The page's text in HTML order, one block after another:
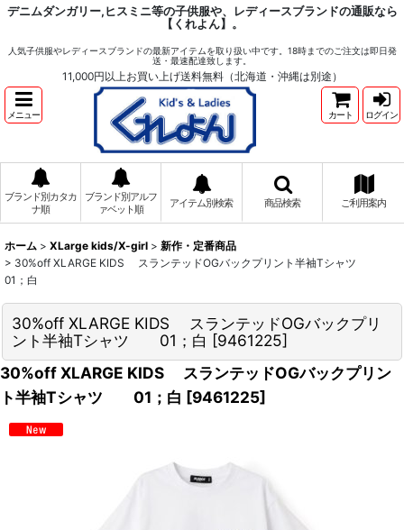
デニムダンガリー,ヒスミニ等の子供服や、レディースブランドの通販なら
【くれよん】。
人気子供服やレディースブランドの最新アイテムを取り扱い中です。18時までのご注文は即日発
送・最速配達致します。
11,000円以上お買い上げ送料無料（北海道・沖縄は別途）
メニュー カート ログイン
ブランド別カタカ
ナ順
ブランド別アルフ
ァベット順
アイテム別検索 商品検索 ご利用案内
ホーム > XLarge kids/X-girl > 新作・定番商品
> 30%off XLARGE KIDS スランテッドOGバックプリント半袖Tシャツ
01；白
30%off XLARGE KIDS スランテッドOGバックプリ
ント半袖Tシャツ 01；白 [9461225]
30%off XLARGE KIDS スランテッドOGバックプリン
ト半袖Tシャツ 01；白 [9461225]